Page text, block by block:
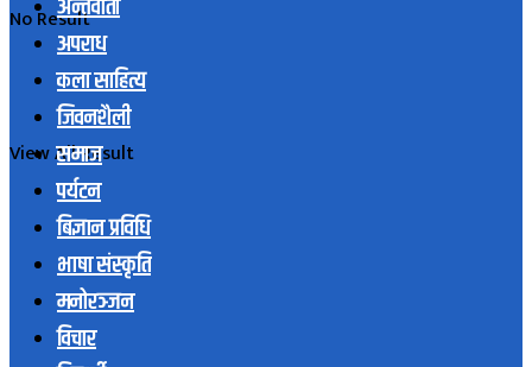
No Result
View All Result
अन्तर्वार्ता
अपराध
कला साहित्य
जिवनशैली
समाज
पर्यटन
बिज्ञान प्रविधि
भाषा संस्कृति
मनोरञ्जन
विचार